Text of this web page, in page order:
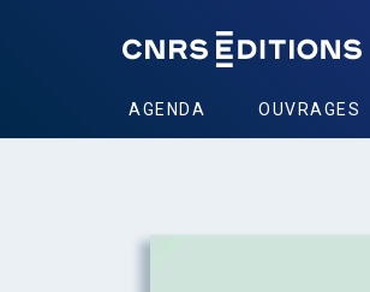
AGENDA OUVRAGES